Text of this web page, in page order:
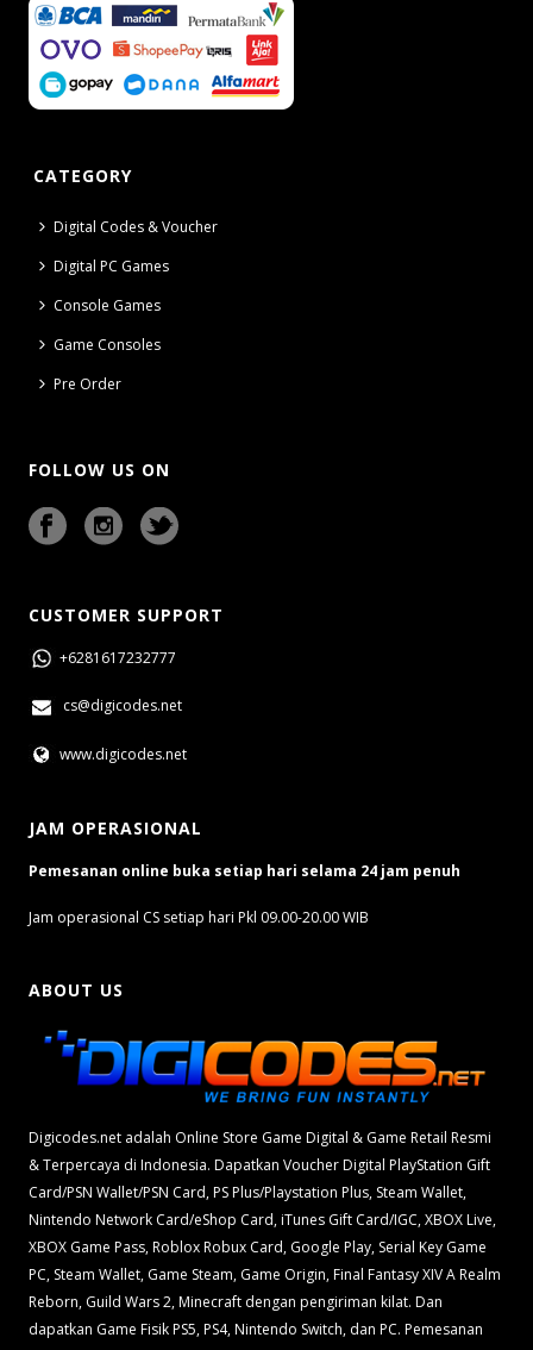
CATEGORY
Digital Codes & Voucher
Digital PC Games
Console Games
Game Consoles
Pre Order
FOLLOW US ON
CUSTOMER SUPPORT
+6281617232777
cs@digicodes.net
www.digicodes.net
JAM OPERASIONAL
Pemesanan online buka setiap hari selama 24 jam penuh
Jam operasional CS setiap hari Pkl 09.00-20.00 WIB
ABOUT US
Digicodes.net adalah Online Store Game Digital & Game Retail Resmi
& Terpercaya di Indonesia. Dapatkan Voucher Digital PlayStation Gift
Card/PSN Wallet/PSN Card, PS Plus/Playstation Plus, Steam Wallet,
Nintendo Network Card/eShop Card, iTunes Gift Card/IGC, XBOX Live,
XBOX Game Pass, Roblox Robux Card, Google Play, Serial Key Game
PC, Steam Wallet, Game Steam, Game Origin, Final Fantasy XIV A Realm
Reborn, Guild Wars 2, Minecraft dengan pengiriman kilat. Dan
dapatkan Game Fisik PS5, PS4, Nintendo Switch, dan PC. Pemesanan